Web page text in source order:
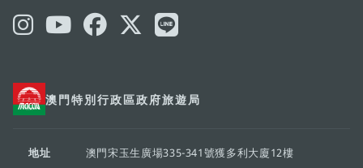
澳門特別行政區政府旅遊局
地址
澳門宋玉生廣場335-341號獲多利大廈12樓